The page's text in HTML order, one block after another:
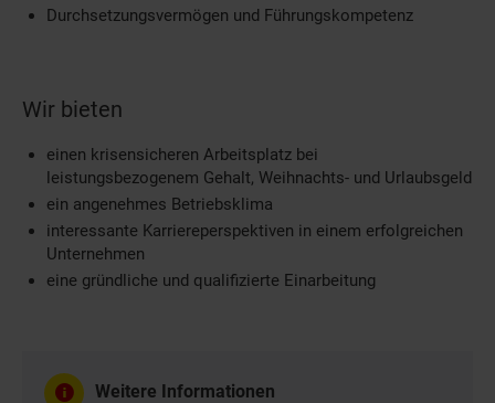
Durchsetzungsvermögen und Führungskompetenz
Wir bieten
einen krisensicheren Arbeitsplatz bei
leistungsbezogenem Gehalt, Weihnachts- und Urlaubsgeld
ein angenehmes Betriebsklima
interessante Karriereperspektiven in einem erfolgreichen
Unternehmen
eine gründliche und qualifizierte Einarbeitung
Weitere Informationen